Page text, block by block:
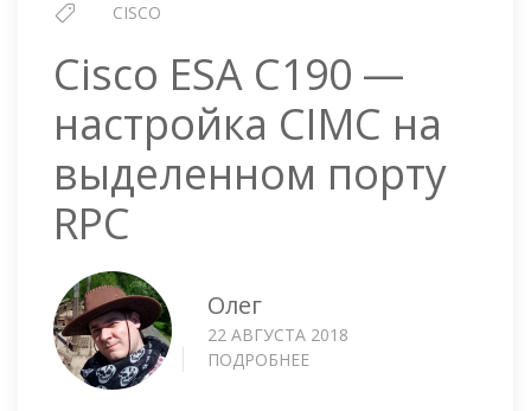
CISCO
Cisco ESA C190 —
настройка CIMС на
выделенном порту
RPC
Олег
22 АВГУСТА 2018
ПОДРОБНЕЕ